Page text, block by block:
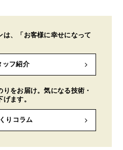
は、「お客様に幸せになって
ッフ紹介
をお届け。気になる技術・
ます。
りコラム